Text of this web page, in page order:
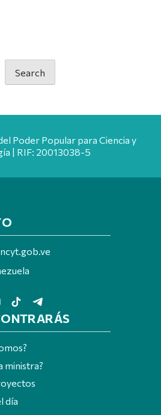
Search
Poder Popular para Ciencia y
| RIF: 20013038-5
ministra?
día